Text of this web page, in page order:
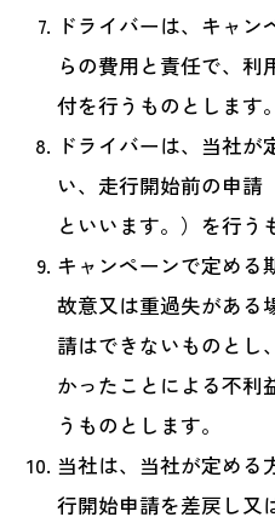
ドライバーは、キャン
らの費用と責任で、利
付を行うものとします。
ドライバーは、当社
い、走行開始前の申請
といいます。）を行う
キャンペーンで定める
故意又は重過失がある
請はできないものとし
かったことによる不利
うものとします。
当社は、当社が定める
行開始申請を差戻し又